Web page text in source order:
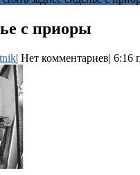
с приоры
| Нет комментариев| 6:16